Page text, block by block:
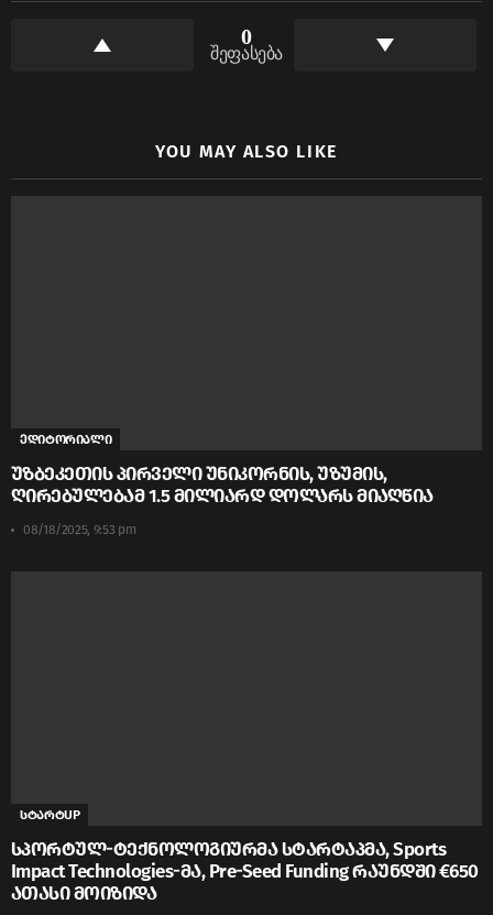
0
შეფასება
YOU MAY ALSO LIKE
ედიტორიალი
უზბეკეთის პირველი უნიკორნის, უზუმის,
ღირებულებამ 1.5 მილიარდ დოლარს მიაღწია
08/18/2025, 9:53 pm
სტარტUP
სპორტულ-ტექნოლოგიურმა სტარტაპმა, Sports
Impact Technologies-მა, Pre-Seed Funding რაუნდში €650
ათასი მოიზიდა